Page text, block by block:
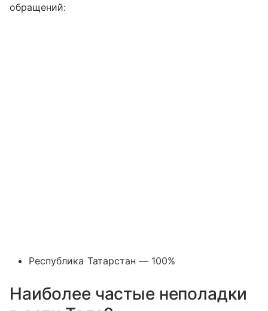
обращений:
Республика Татарстан — 100%
Наиболее частые неполадки